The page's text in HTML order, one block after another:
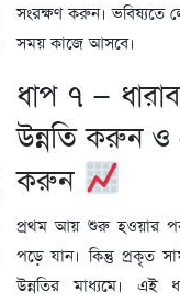
সংরক্ষণ করুন। ভবিষ্যতে
সময় কাজে আসবে।
ধাপ ৭ —
উন্নতি করুন
করুন
প্রথম আয় শুরু হওয়ার
পড়ে যান। কিন্তু প্রকৃত
উন্নতির মাধ্যমে। এই